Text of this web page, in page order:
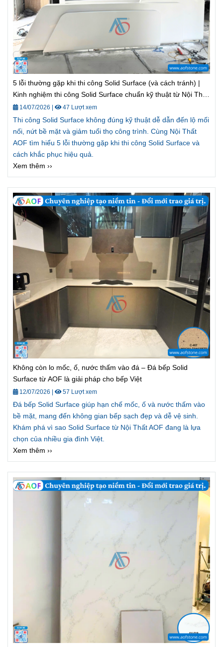
5 lỗi thường gặp khi thi công Solid Surface (và cách tránh) |
Kinh nghiệm thi công Solid Surface chuẩn kỹ thuật từ Nội Thất
AOF
14/07/2026 | 47 Lượt xem
Thi công Solid Surface không đúng kỹ thuật dễ dẫn đến lộ mối
nối, nứt bề mặt và giảm tuổi thọ công trình. Cùng Nội Thất
AOF tìm hiểu 5 lỗi thường gặp khi thi công Solid Surface và
cách khắc phục hiệu quả.
Xem thêm ››
Không còn lo mốc, ố, nước thấm vào đá – Đá bếp Solid
Surface từ AOF là giải pháp cho bếp Việt
12/07/2026 | 57 Lượt xem
Đá bếp Solid Surface giúp hạn chế mốc, ố và nước thấm vào
bề mặt, mang đến không gian bếp sạch đẹp và dễ vệ sinh.
Khám phá vì sao Solid Surface từ Nội Thất AOF đang là lựa
chọn của nhiều gia đình Việt.
Xem thêm ››